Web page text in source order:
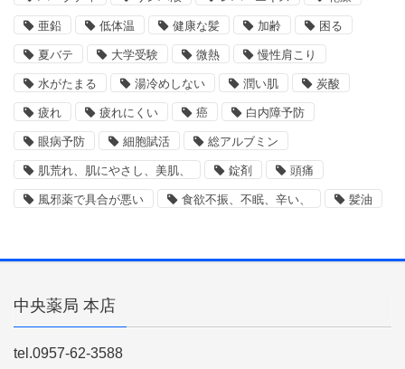
亜鉛 低体温 健康な髪 加齢 困る
夏バテ 大学受験 微熱 慢性肩こり
水がたまる 湯冷めしない 潤い肌 炭酸
疲れ 疲れにくい 癌 白内障予防
眼病予防 細胞賦活 総アルブミン
肌荒れ、肌にやさし、美肌、 錠剤 頭痛
風邪薬で具合が悪い 食欲不振、不眠、辛い、 髪油
中央薬局 本店
tel.0957-62-3588